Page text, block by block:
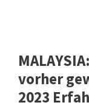
vorher
2023